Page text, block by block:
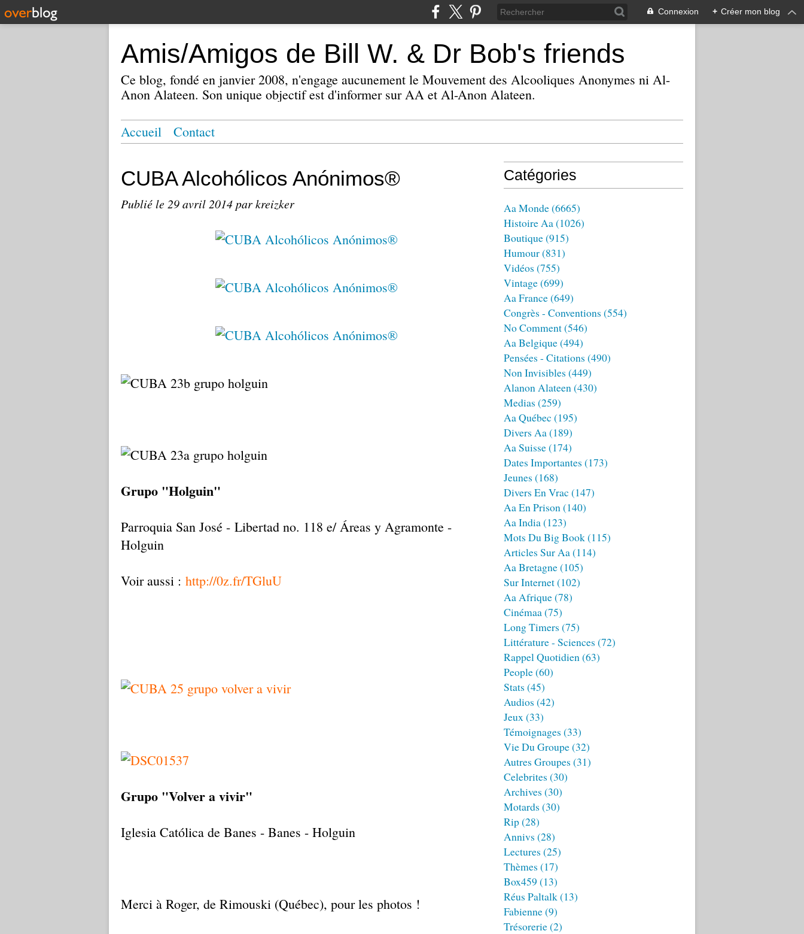
Connexion + Créer mon blog
Amis/Amigos de Bill W. & Dr Bob's friends
Ce blog, fondé en janvier 2008, n'engage aucunement le Mouvement des Alcooliques Anonymes ni Al-
Anon Alateen. Son unique objectif est d'informer sur AA et Al-Anon Alateen.
Accueil Contact
CUBA Alcohólicos Anónimos®
Publié le 29 avril 2014par kreizker
Grupo "Holguin"
Parroquia San José - Libertad no. 118 e/ Áreas y Agramonte -
Holguin
Voir aussi : http://0z.fr/TGluU
Grupo "Volver a vivir"
Iglesia Católica de Banes - Banes - Holguin
Merci à Roger, de Rimouski (Québec), pour les photos !
Catégories
Aa Monde(6665)
Histoire Aa(1026)
Boutique(915)
Humour(831)
Vidéos (755)
Vintage(699)
Aa France(649)
Congrès - Conventions (554)
No Comment(546)
Aa Belgique(494)
Pensées - Citations (490)
Non Invisibles (449)
Alanon Alateen(430)
Medias (259)
Aa Québec (195)
Divers Aa(189)
Aa Suisse(174)
Dates Importantes (173)
Jeunes (168)
Divers En Vrac (147)
Aa En Prison(140)
Aa India(123)
Mots Du Big Book(115)
Articles Sur Aa(114)
Aa Bretagne(105)
Sur Internet(102)
Aa Afrique(78)
Cinémaa(75)
Long Timers (75)
Littérature - Sciences (72)
Rappel Quotidien(63)
People(60)
Stats (45)
Audios (42)
Jeux(33)
Témoignages (33)
Vie Du Groupe(32)
Autres Groupes (31)
Celebrites (30)
Archives (30)
Motards (30)
Rip(28)
Annivs (28)
Lectures (25)
Thèmes (17)
Box459 (13)
Réus Paltalk(13)
Fabienne(9)
Trésorerie(2)